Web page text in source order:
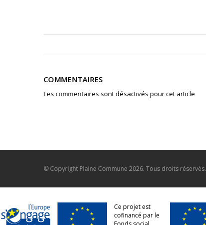
COMMENTAIRES
Les commentaires sont désactivés pour cet article
© Copyright Plaine Commune 2026. Tous droits réservés.
Ce projet est
cofinancé par le